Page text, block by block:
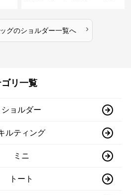
グのショルダー一覧へ ›
リ一覧
ショルダー
ルティング
ミニ
トート